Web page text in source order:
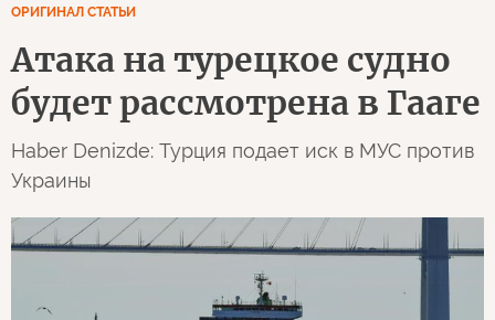
ОРИГИНАЛ СТАТЬИ
Атака на турецкое судно
будет рассмотрена в Гааге
Haber Denizde: Турция подает иск в МУС против
Украины